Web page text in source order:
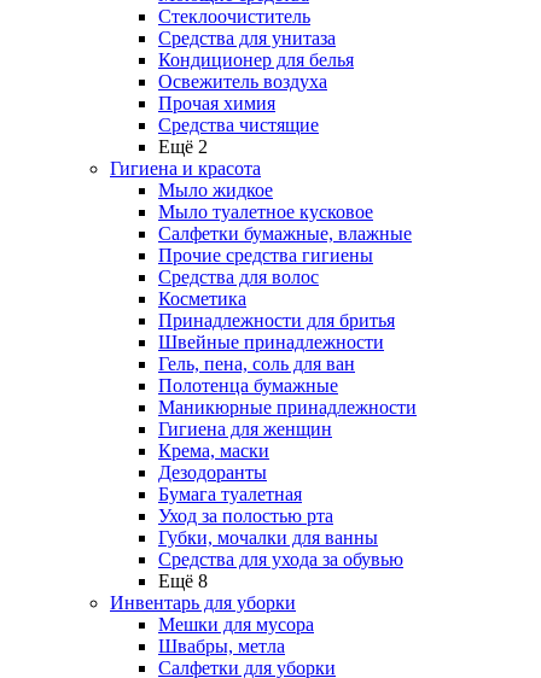
Стеклоочиститель
Средства для унитаза
Кондиционер для белья
Освежитель воздуха
Прочая химия
Средства чистящие
Ещё 2
Гигиена и красота
Мыло жидкое
Мыло туалетное кусковое
Салфетки бумажные, влажные
Прочие средства гигиены
Средства для волос
Косметика
Принадлежности для бритья
Швейные принадлежности
Гель, пена, соль для ван
Полотенца бумажные
Маникюрные принадлежности
Гигиена для женщин
Крема, маски
Дезодоранты
Бумага туалетная
Уход за полостью рта
Губки, мочалки для ванны
Средства для ухода за обувью
Ещё 8
Инвентарь для уборки
Мешки для мусора
Швабры, метла
Салфетки для уборки